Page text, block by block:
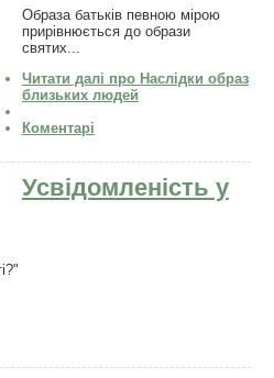
Образа батьків певною мірою
прирівнюється до образи
святих...
Читати далі про Наслідки образ
близьких людей
Коментарі
Усвідомленість у